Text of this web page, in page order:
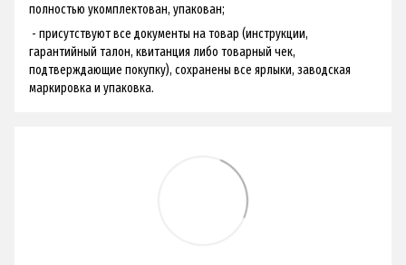
полностью укомплектован, упакован;
- присутствуют все документы на товар (инструкции,
гарантийный талон, квитанция либо товарный чек,
подтверждающие покупку), сохранены все ярлыки, заводская
маркировка и упаковка.